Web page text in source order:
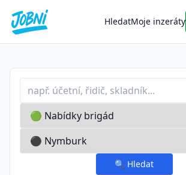
HledatMoje inzeráty
Profese nebo klíčové slovo
Typ inzerátu
Lokalita
🔍 Hledat